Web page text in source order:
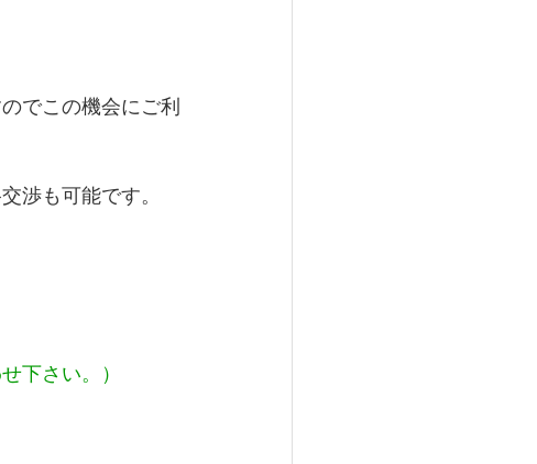
でこの機会にご利
渉も可能です。
下さい。）